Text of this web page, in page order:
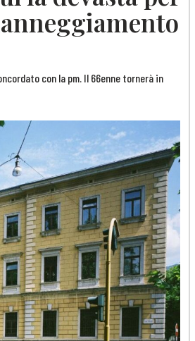
con la pm. Il 66enne tornerà in